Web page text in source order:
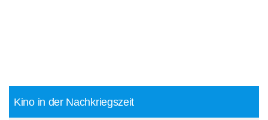
Kino in der Nachkriegszeit